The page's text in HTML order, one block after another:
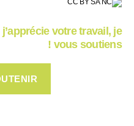
votre travail, je
vous soutiens !